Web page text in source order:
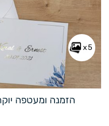
x5
הזמנה ומעטפה